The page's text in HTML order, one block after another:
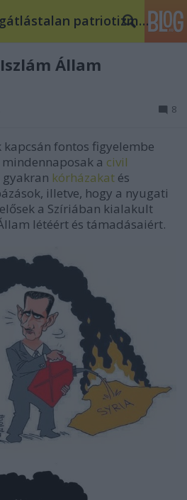
Fent és lent - gátlástalan patriotizmus
Állam
8
fontos figyelembe
a civil
gyakran kórházakat és
illetve, hogy a nyugati
a Szíriában kialakult
létéért és támadásaiért.